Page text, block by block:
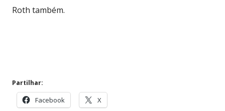
Roth também.
Partilhar:
Facebook X